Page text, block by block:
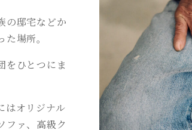
の邸宅などか
場所。
をひとつにま
はオリジナル
ファ、高級ク